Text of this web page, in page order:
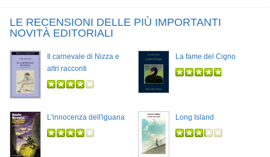
LE RECENSIONI DELLE PIÙ IMPORTANTI
NOVITÀ EDITORIALI
Il carnevale di Nizza e
altri racconti
La fame del Cigno
L'innocenza dell'iguana Long Island